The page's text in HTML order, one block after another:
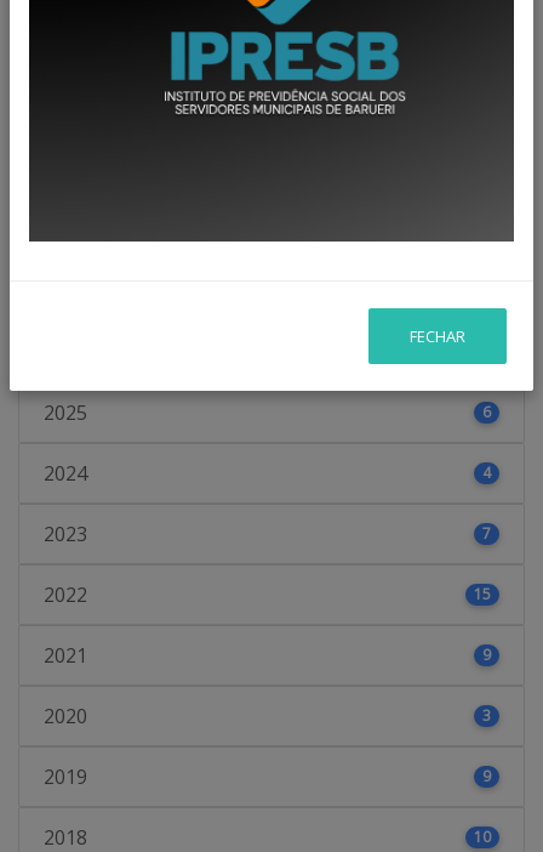
Eficácia Temporária
2025 6
2024 4
2023 7
2022 15
2021 9
2020 3
2019 9
2018 10
FECHAR